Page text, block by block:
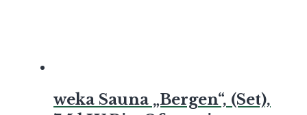
weka Sauna „Bergen“, (Set),